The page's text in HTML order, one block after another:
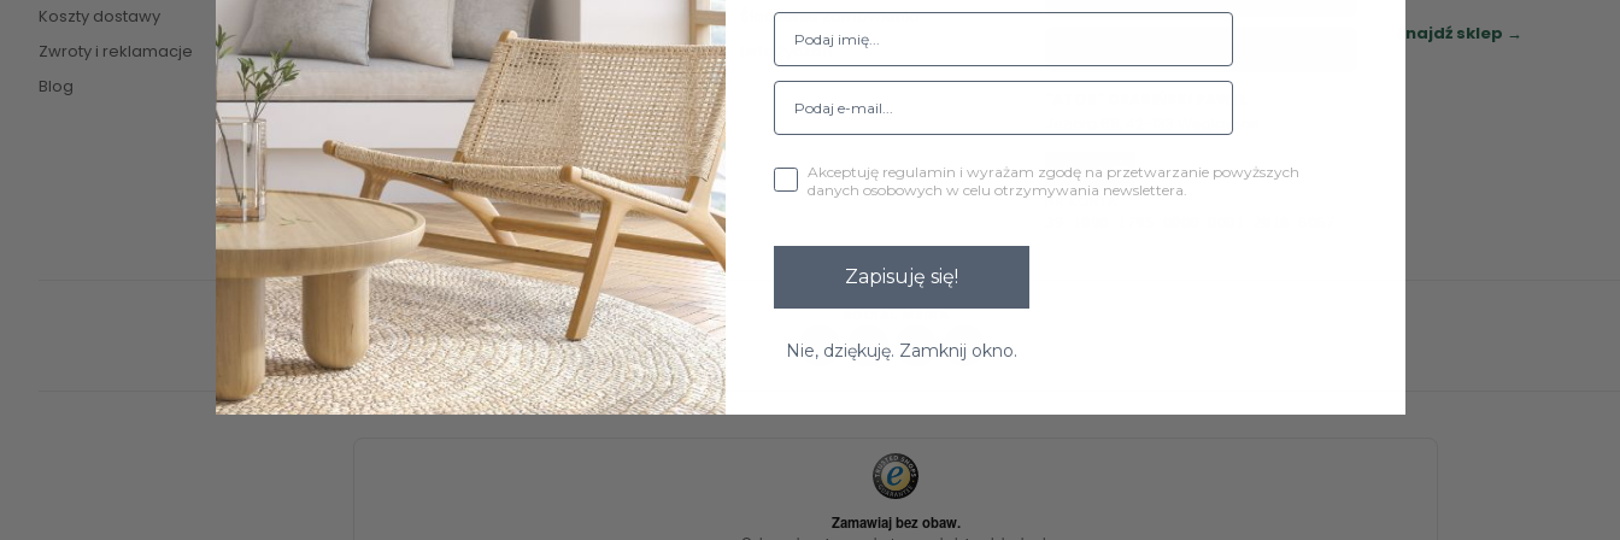
Koszty dostawy
Zwroty i reklamacje
Blog
Regulamin
Polityka prywatności
Mapa strony
Śledzenie zamówienia
Lista życzeń
NR KONTA:
Znajdź sklep →
SOCIAL MEDIA
Akceptuję regulamin i wyrażam zgodę na przetwarzanie powyższych
danych osobowych w celu otrzymywania newslettera.
Zapisuję się!
Nie, dziękuję. Zamknij okno.